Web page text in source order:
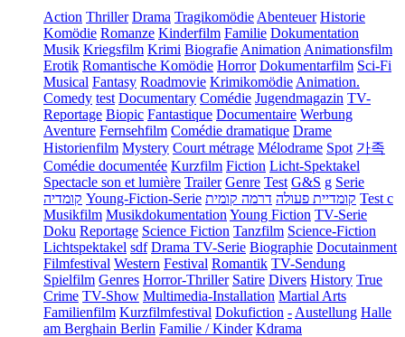
Action Thriller Drama Tragikomödie Abenteuer Historie
Komödie Romanze Kinderfilm Familie Dokumentation
Musik Kriegsfilm Krimi Biografie Animation Animationsfilm
Erotik Romantische Komödie Horror Dokumentarfilm Sci-Fi
Musical Fantasy Roadmovie Krimikomödie Animation.
Comedy test Documentary Comédie Jugendmagazin TV-
Reportage Biopic Fantastique Documentaire Werbung
Aventure Fernsehfilm Comédie dramatique Drame
Historienfilm Mystery Court métrage Mélodrame Spot 가족
Comédie documentée Kurzfilm Fiction Licht-Spektakel
Spectacle son et lumière Trailer Genre Test G&S g Serie
קומדיה Young-Fiction-Serie קומדיית פעולה דרמה קומית
Test c
Musikfilm Musikdokumentation Young Fiction TV-Serie
Doku Reportage Science Fiction Tanzfilm Science-Fiction
Lichtspektakel sdf Drama TV-Serie Biographie Docutainment
Filmfestival Western Festival Romantik TV-Sendung
Spielfilm Genres Horror-Thriller Satire Divers History True
Crime TV-Show Multimedia-Installation Martial Arts
Familienfilm Kurzfilmfestival Dokufiction - Austellung Halle
am Berghain Berlin Familie / Kinder Kdrama